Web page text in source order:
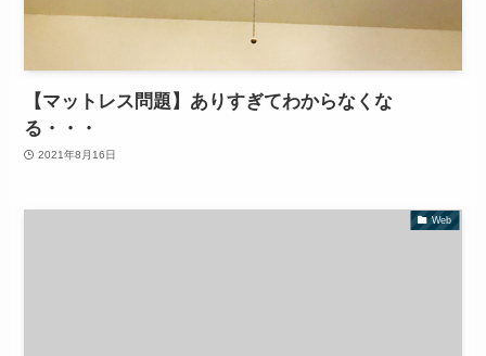
【マットレス問題】ありすぎてわからなくな
る・・・
2021年8月16日
Web